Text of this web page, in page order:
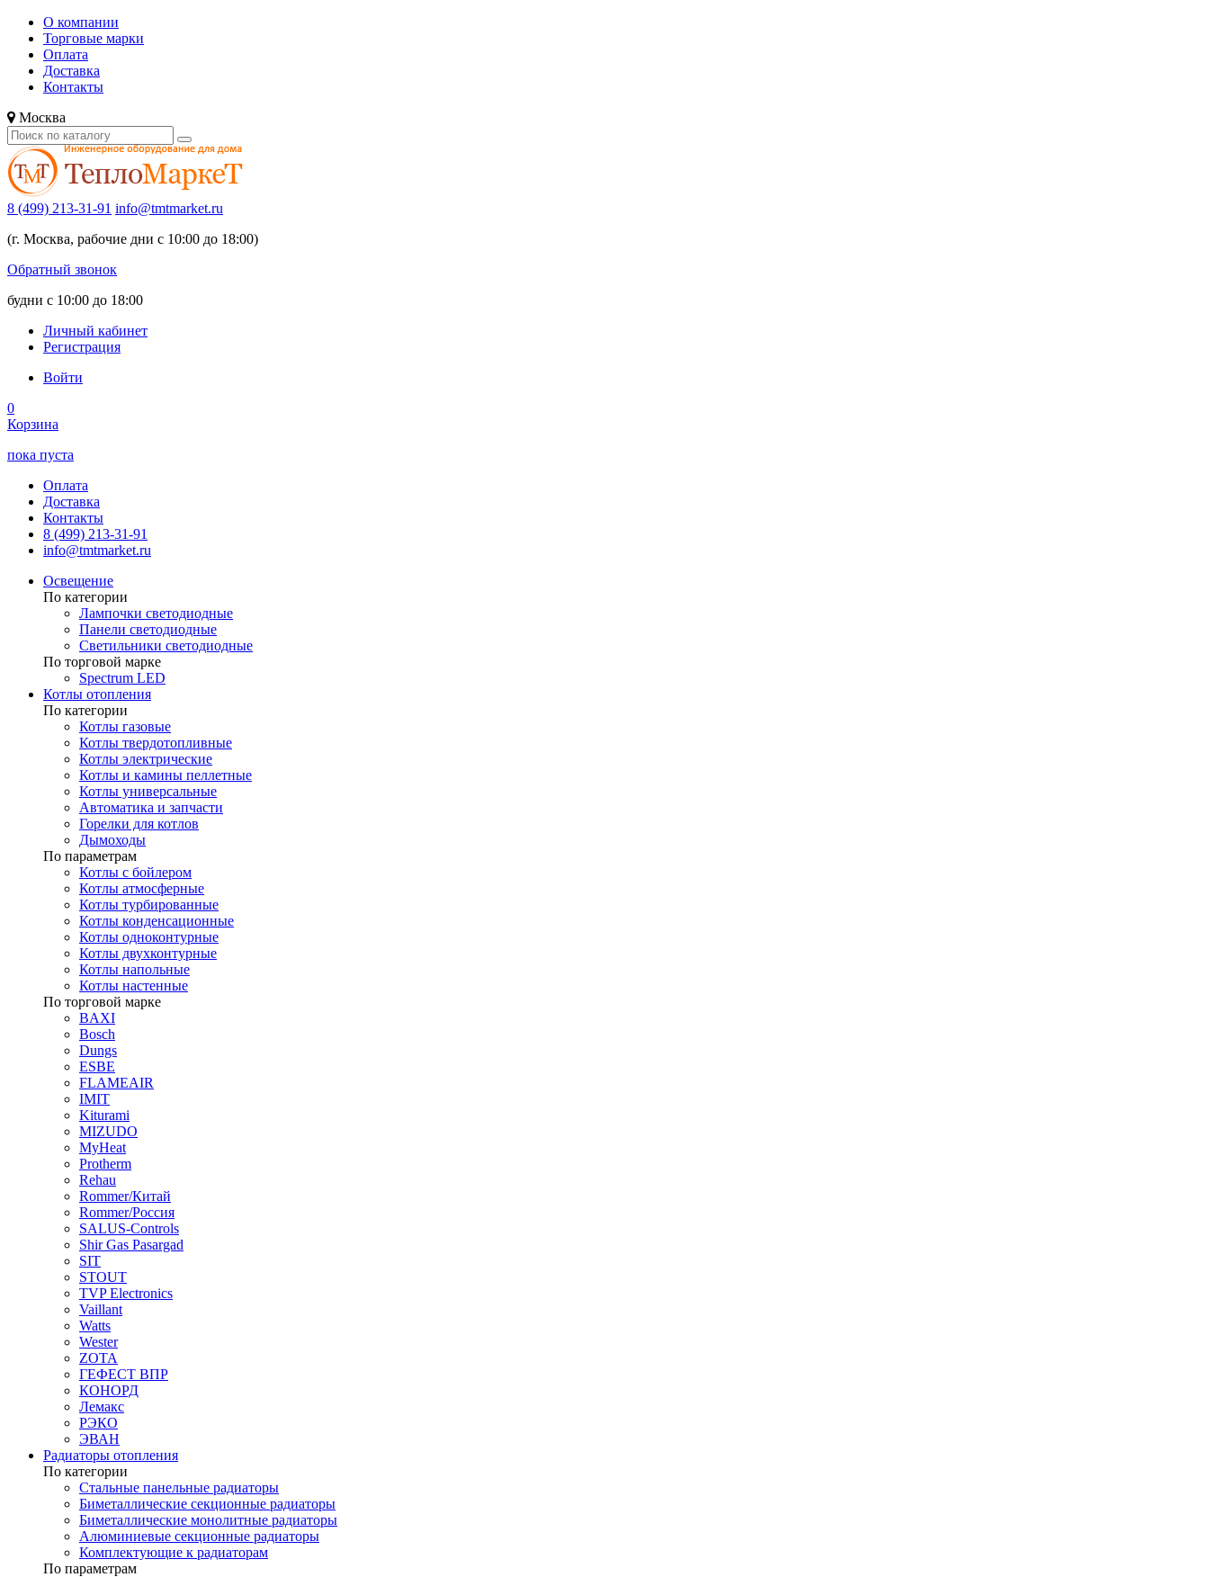
О компании
Торговые марки
Оплата
Доставка
Контакты
Москва
8 (499) 213-31-91 info@tmtmarket.ru
(г. Москва, рабочие дни с 10:00 до 18:00)
Обратный звонок
будни с 10:00 до 18:00
Личный кабинет
Регистрация
Войти
0
Корзина
пока пуста
Оплата
Доставка
Контакты
8 (499) 213-31-91
info@tmtmarket.ru
Освещение
По категории
Лампочки светодиодные
Панели светодиодные
Светильники светодиодные
По торговой марке
Spectrum LED
Котлы отопления
По категории
Котлы газовые
Котлы твердотопливные
Котлы электрические
Котлы и камины пеллетные
Котлы универсальные
Автоматика и запчасти
Горелки для котлов
Дымоходы
По параметрам
Котлы с бойлером
Котлы атмосферные
Котлы турбированные
Котлы конденсационные
Котлы одноконтурные
Котлы двухконтурные
Котлы напольные
Котлы настенные
По торговой марке
BAXI
Bosch
Dungs
ESBE
FLAMEAIR
IMIT
Kiturami
MIZUDO
MyHeat
Protherm
Rehau
Rommer/Китай
Rommer/Россия
SALUS-Controls
Shir Gas Pasargad
SIT
STOUT
TVP Electronics
Vaillant
Watts
Wester
ZOTA
ГЕФЕСТ ВПР
КОНОРД
Лемакс
РЭКО
ЭВАН
Радиаторы отопления
По категории
Стальные панельные радиаторы
Биметаллические секционные радиаторы
Биметаллические монолитные радиаторы
Алюминиевые секционные радиаторы
Комплектующие к радиаторам
По параметрам